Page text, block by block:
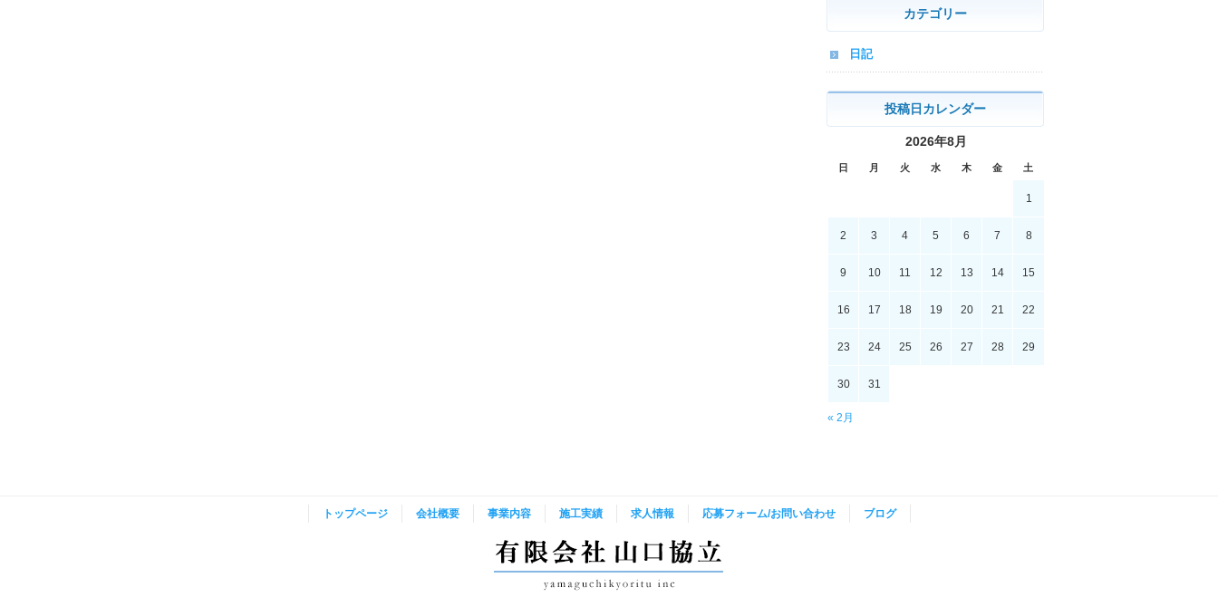
カテゴリー
日記
投稿日カレンダー
2026年8月
日 月 火 水 木 金 土
« 2月
1
2 3 4 5 6 7 8
9 10 11 12 13 14 15
16 17 18 19 20 21 22
23 24 25 26 27 28 29
30 31
トップページ 会社概要 事業内容 施工実績 求人情報 応募フォーム/お問い合わせ ブログ